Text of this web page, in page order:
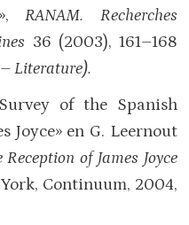
RANAM. Recherches
36 (2003), 161–168
Literature).
of the Spanish
Joyce» en G. Leernout
Reception of James Joyce
Continuum, 2004,